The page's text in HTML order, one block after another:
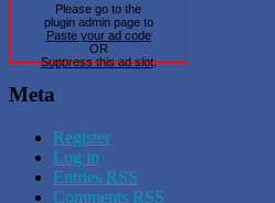
Please go to the
plugin admin page to
Paste your ad code
OR
Suppress this ad slot.
Meta
Register
Log in
Entries RSS
Comments RSS